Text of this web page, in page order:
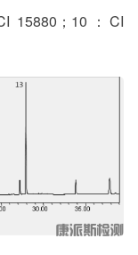
15880；10：CI